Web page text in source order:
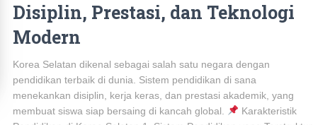
Disiplin, Prestasi, dan Teknologi
Modern
Korea Selatan dikenal sebagai salah satu negara dengan
pendidikan terbaik di dunia. Sistem pendidikan di sana
menekankan disiplin, kerja keras, dan prestasi akademik, yang
membuat siswa siap bersaing di kancah global.
Karakteristik